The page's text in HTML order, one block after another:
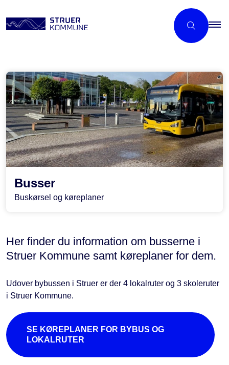
Busser
Buskørsel og køreplaner
Her finder du information om busserne i
Struer Kommune samt køreplaner for dem.
Udover bybussen i Struer er der 4 lokalruter og 3 skoleruter
i Struer Kommune.
SE KØREPLANER FOR BYBUS OG
LOKALRUTER